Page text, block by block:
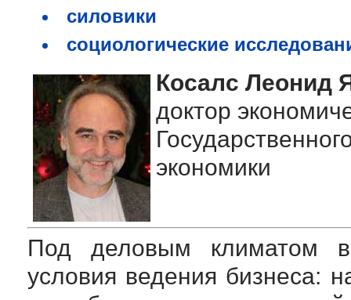
силовики
социологические
Косалс Леонид
доктор
экономики
Под деловым климатом
условия ведения бизнеса: